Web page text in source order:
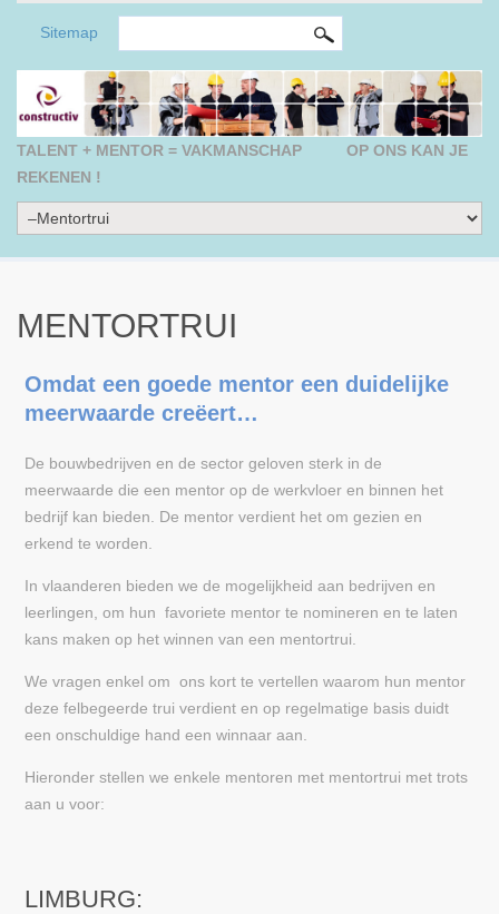
TALENT + MENTOR = VAKMANSCHAP
OP ONS KAN JE
REKENEN !
Sitemap
MENTORTRUI
Omdat een goede mentor een duidelijke
meerwaarde creëert…
De bouwbedrijven en de sector geloven sterk in de
meerwaarde die een mentor op de werkvloer en binnen het
bedrijf kan bieden. De mentor verdient het om gezien en
erkend te worden.
In vlaanderen bieden we de mogelijkheid aan bedrijven en
leerlingen, om hun favoriete mentor te nomineren en te laten
kans maken op het winnen van een mentortrui.
We vragen enkel om ons kort te vertellen waarom hun mentor
deze felbegeerde trui verdient en op regelmatige basis duidt
een onschuldige hand een winnaar aan.
Hieronder stellen we enkele mentoren met mentortrui met trots
aan u voor:
LIMBURG: